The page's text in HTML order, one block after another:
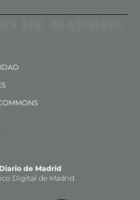
de Madrid
Digital de Madrid.